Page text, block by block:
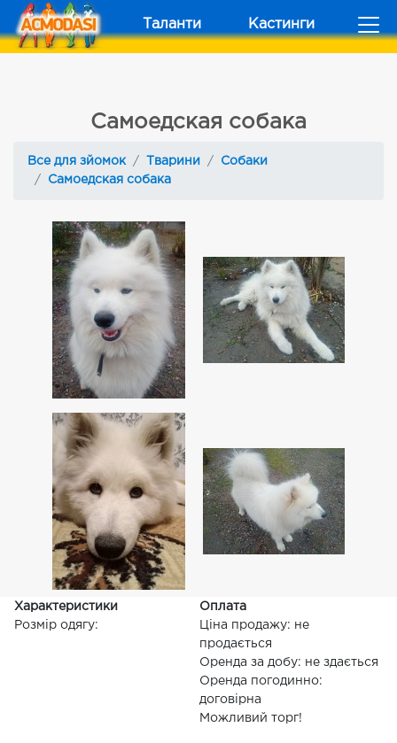
Таланти Кастинги
Самоедская собака
Все для зйомок Тварини
Собаки
Самоедская собака
Характеристики
Розмір одягу:
Оплата
Ціна продажу: не
продається
Оренда за добу: не здається
Оренда погодинно:
договірна
Можливий торг!